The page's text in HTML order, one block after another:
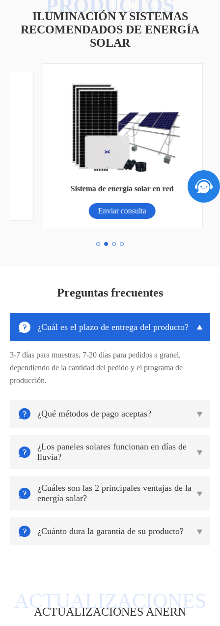
ILUMINACIÓN Y SISTEMAS
RECOMENDADOS DE ENERGÍA
SOLAR
Sistema de energía solar en red
Enviar consulta
Preguntas frecuentes
 ¿Cuál es el plazo de entrega del producto? 
3-7 días para muestras, 7-20 días para pedidos a granel,
dependiendo de la cantidad del pedido y el programa de
producción.
 ¿Qué métodos de pago aceptas? 

¿Los paneles solares funcionan en días de
lluvia?


¿Cuáles son las 2 principales ventajas de la
energía solar?

 ¿Cuánto dura la garantía de su producto? 
ACTUALIZACIONES ANERN